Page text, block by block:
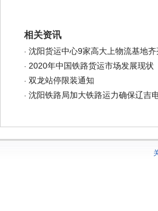
相关资讯
· 沈阳货运中心9家高大上物流基地齐
· 2020年中国铁路货运市场发展现状
· 双龙站停限装通知
· 沈阳铁路局加大铁路运力确保辽吉